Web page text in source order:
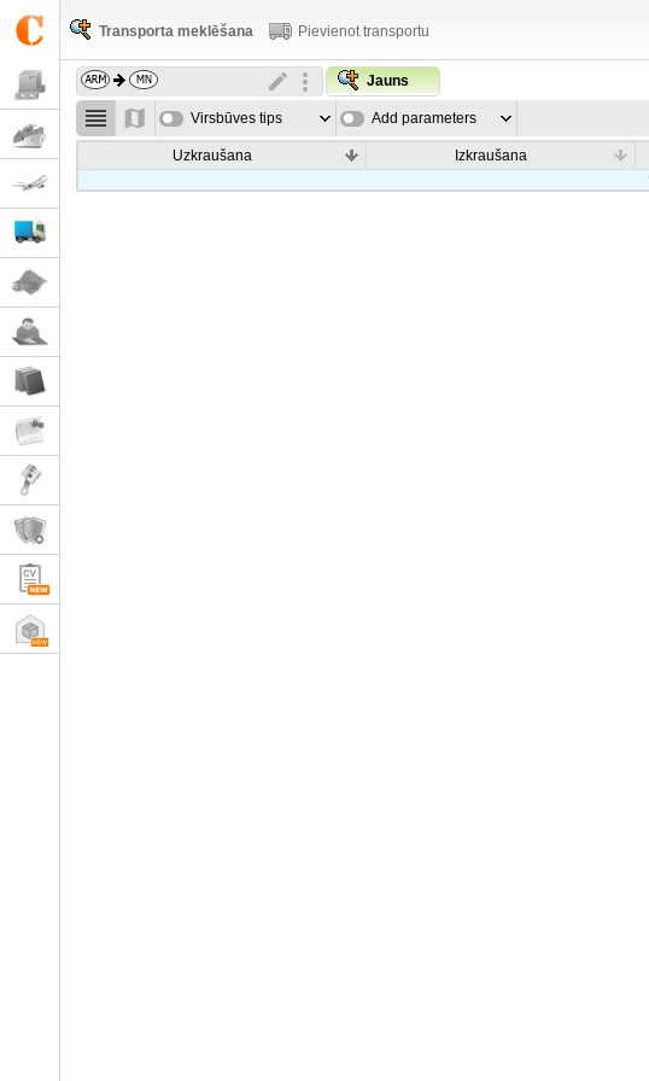
Transporta meklēšana Pievienot transportu
Jauns
Virsbūves tips Add parameters
Uzkraušana Izkraušana